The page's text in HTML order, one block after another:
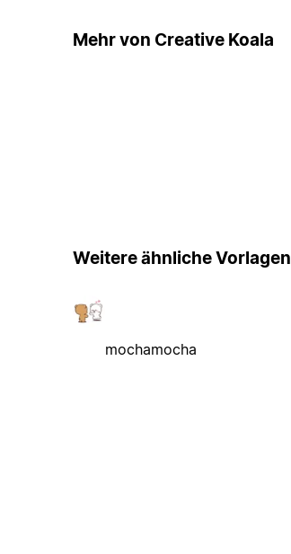
Mehr von Creative Koala
Weitere ähnliche Vorlagen
mochamocha